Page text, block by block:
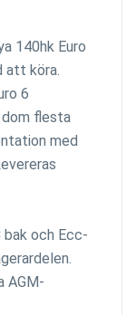
140hk Euro
att köra.
6
flesta
med
bak och Ecc-
AGM-